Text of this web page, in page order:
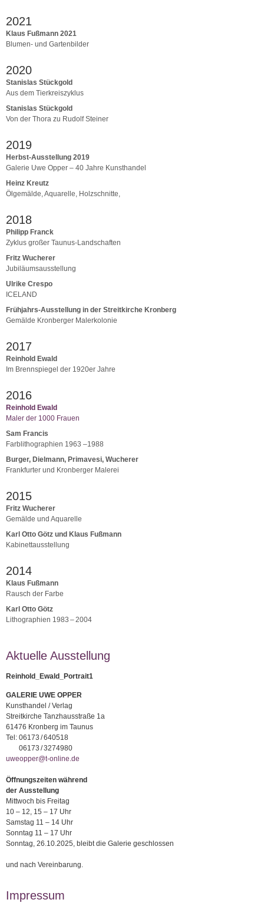
2021
Klaus Fußmann 2021
Blumen- und Gartenbilder
2020
Stanislas Stückgold
Aus dem Tierkreiszyklus
Stanislas Stückgold
Von der Thora zu Rudolf Steiner
2019
Herbst-Ausstellung 2019
Galerie Uwe Opper – 40 Jahre Kunsthandel
Heinz Kreutz
Ölgemälde, Aquarelle, Holzschnitte,
2018
Philipp Franck
Zyklus großer Taunus-Landschaften
Fritz Wucherer
Jubiläumsausstellung
Ulrike Crespo
ICELAND
Frühjahrs-Ausstellung in der Streitkirche Kronberg
Gemälde Kronberger Malerkolonie
2017
Reinhold Ewald
Im Brennspiegel der 1920er Jahre
2016
Reinhold Ewald
Maler der 1000 Frauen
Sam Francis
Farblithographien 1963 –1988
Burger, Dielmann, Primavesi, Wucherer
Frankfurter und Kronberger Malerei
2015
Fritz Wucherer
Gemälde und Aquarelle
Karl Otto Götz und Klaus Fußmann
Kabinettausstellung
2014
Klaus Fußmann
Rausch der Farbe
Karl Otto Götz
Lithographien 1983 – 2004
Aktuelle Ausstellung
Reinhold_Ewald_Portrait1
GALERIE UWE OPPER
Kunsthandel / Verlag
Streitkirche Tanzhausstraße 1a
61476 Kronberg im Taunus
Tel: 06173 / 640518
06173 / 3274980
uweopper@t-online.de
Öffnungszeiten während
der Ausstellung
Mittwoch bis Freitag
10 – 12, 15 – 17 Uhr
Samstag 11 – 14 Uhr
Sonntag 11 – 17 Uhr
Sonntag, 26.10.2025, bleibt die Galerie geschlossen
und nach Vereinbarung.
Impressum